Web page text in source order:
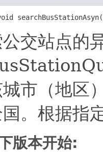
交站点的
市（地区
。根据指
版本开始: